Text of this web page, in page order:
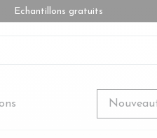
Echantillons gratuits